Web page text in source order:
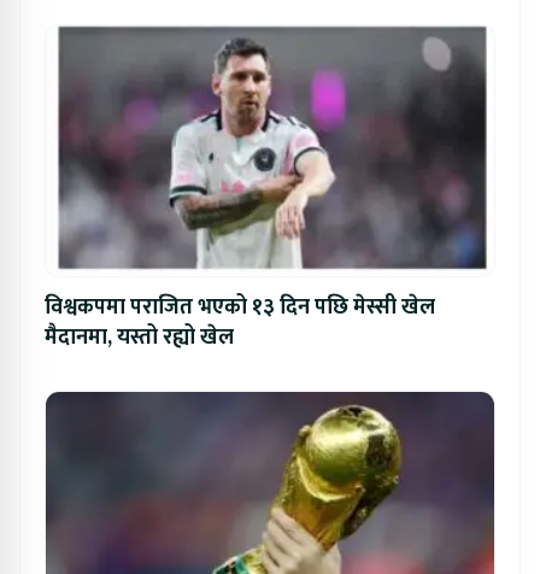
विश्वकपमा पराजित भएको १३ दिन पछि मेस्सी खेल
मैदानमा, यस्तो रह्यो खेल